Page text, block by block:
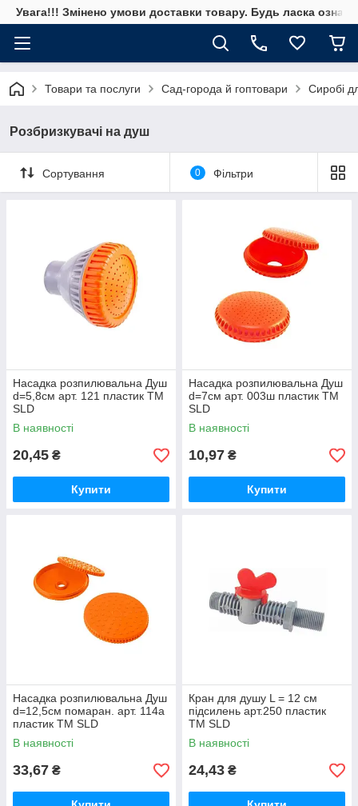
Увага!!! Змінено умови доставки товару. Будь ласка
Товари та послуги Сад-города й гоптовари Сиробі
Розбризкувачі на душ
Сортування 0 Фільтри
Насадка розпилювальна Душ
d=5,8см арт. 121 пластик ТМ
SLD
В наявності
20,45 ₴
Купити
Насадка розпилювальна Душ
d=7см арт. 003ш пластик ТМ
SLD
В наявності
10,97 ₴
Купити
Насадка розпилювальна Душ
d=12,5см помаран. арт. 114а
пластик ТМ SLD
В наявності
33,67 ₴
Кран для душу L = 12 см
підсилень арт.250 пластик
ТМ SLD
В наявності
24,43 ₴